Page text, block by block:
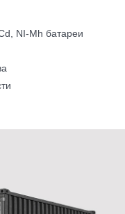
NI-Mh батареи